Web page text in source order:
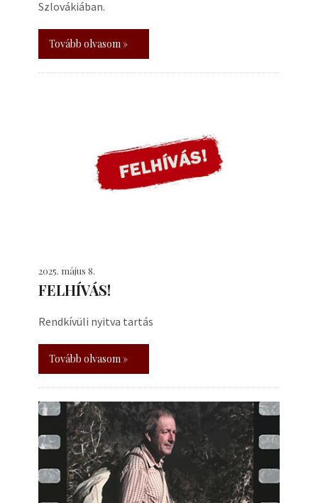
Szlovákiában.
Tovább olvasom »
2025. május 8.
FELHÍVÁS!
Rendkívüli nyitva tartás
Tovább olvasom »